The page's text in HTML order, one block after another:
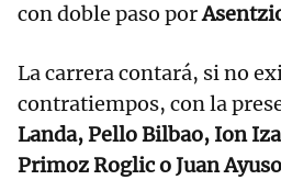
con doble paso por
La carrera contará, si no
contratiempos, con la
Landa, Pello Bilbao, Ion
Primoz Roglic o Juan Ayuso